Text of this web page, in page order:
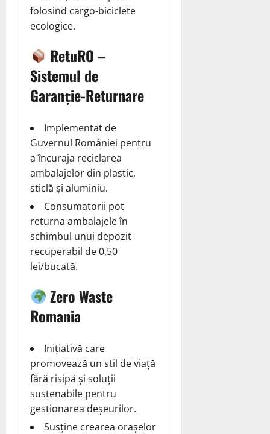
folosind cargo-biciclete
ecologice.
RetuRO –
Sistemul de
Garanție-Returnare
Implementat de
Guvernul României pentru
a încuraja reciclarea
ambalajelor din plastic,
sticlă și aluminiu.
Consumatorii pot
returna ambalajele în
schimbul unui depozit
recuperabil de 0,50
lei/bucată.
Zero Waste
Romania
Inițiativă care
promovează un stil de viață
fără risipă și soluții
sustenabile pentru
gestionarea deșeurilor.
Susține crearea orașelor